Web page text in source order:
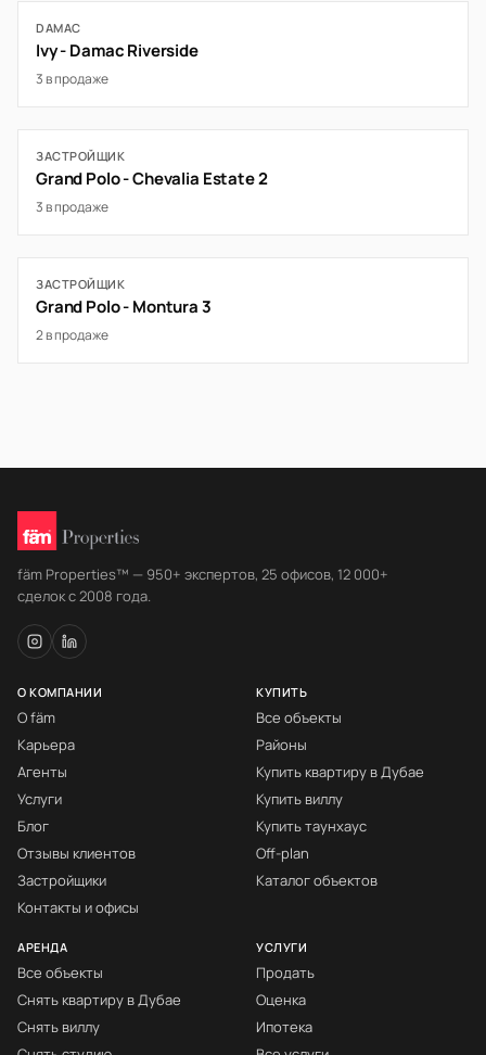
DAMAC
Ivy - Damac Riverside
3 в продаже
ЗАСТРОЙЩИК
Grand Polo - Chevalia Estate 2
3 в продаже
ЗАСТРОЙЩИК
Grand Polo - Montura 3
2 в продаже
fäm Properties™ — 950+ экспертов, 25 офисов, 12 000+
сделок с 2008 года.
О КОМПАНИИ
О fäm
Карьера
Агенты
Услуги
Блог
Отзывы клиентов
Застройщики
Контакты и офисы
КУПИТЬ
Все объекты
Районы
Купить квартиру в Дубае
Купить виллу
Купить таунхаус
Off-plan
Каталог объектов
АРЕНДА
Все объекты
Снять квартиру в Дубае
Снять виллу
УСЛУГИ
Продать
Оценка
Ипотека